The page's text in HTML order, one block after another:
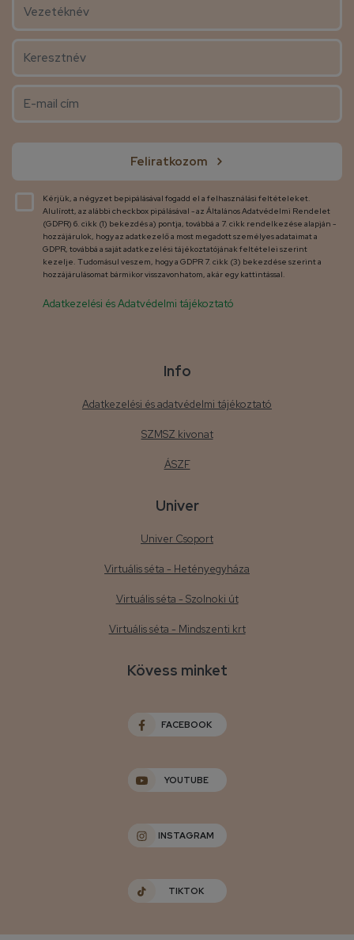
Feliratkozom
Kérjük, a négyzet bepipálásával fogadd el a felhasználási feltételeket.
Alulírott, az alábbi checkbox pipálásával - az Általános Adatvédelmi Rendelet
(GDPR) 6. cikk (1) bekezdés a) pontja, továbbá a 7. cikk rendelkezése alapján -
hozzájárulok, hogy az adatkezelő a most megadott személyes adataimat a
GDPR, továbbá a saját adatkezelési tájékoztatójának feltételei szerint
kezelje. Tudomásul veszem, hogy a GDPR 7. cikk (3) bekezdése szerint a
hozzájárulásomat bármikor visszavonhatom, akár egy kattintással.
Adatkezelési és Adatvédelmi tájékoztató
Info
Adatkezelési és adatvédelmi tájékoztató
SZMSZ kivonat
ÁSZF
Univer
Univer Csoport
Virtuális séta - Hetényegyháza
Virtuális séta - Szolnoki út
Virtuális séta - Mindszenti krt
Kövess minket
FACEBOOK
YOUTUBE
INSTAGRAM
TIKTOK